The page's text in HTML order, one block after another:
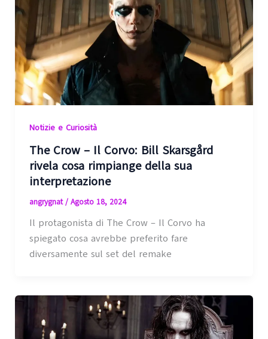
Notizie e Curiosità
The Crow – Il Corvo: Bill Skarsgård
rivela cosa rimpiange della sua
interpretazione
angrygnat/ Agosto 18, 2024
Il protagonista di The Crow – Il Corvo ha
spiegato cosa avrebbe preferito fare
diversamente sul set del remake